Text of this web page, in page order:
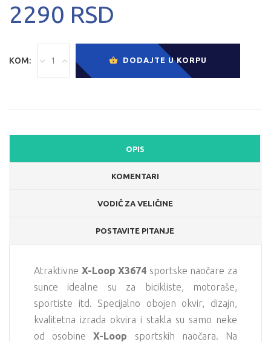
2290 RSD
KOM: DODAJTE U KORPU
OPIS
KOMENTARI
VODIČ ZA VELIČINE
POSTAVITE PITANJE
Atraktivne X-Loop X3674 sportske naočare za
sunce idealne su za bicikliste, motoraše,
sportiste itd. Specijalno obojen okvir, dizajn,
kvalitetna izrada okvira i stakla su samo neke
od osobineX-Loop sportskih naočara. Na